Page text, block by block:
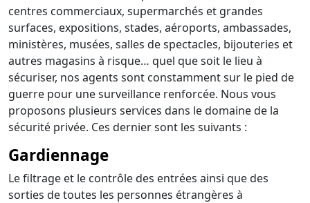
centres commerciaux, supermarchés et grandes
surfaces, expositions, stades, aéroports, ambassades,
ministères, musées, salles de spectacles, bijouteries et
autres magasins à risque… quel que soit le lieu à
sécuriser, nos agents sont constamment sur le pied de
guerre pour une surveillance renforcée. Nous vous
proposons plusieurs services dans le domaine de la
sécurité privée. Ces dernier sont les suivants :
Gardiennage
Le filtrage et le contrôle des entrées ainsi que des
sorties de toutes les personnes étrangères à